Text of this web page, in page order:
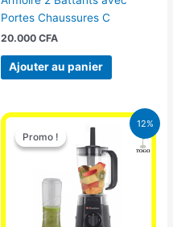
Portes Chaussures C
20.000 CFA
Ajouter au panier
12%
Promo !
Promo !
Le
prix
initial
était :
25.000 CFA.
Le
prix
actuel
est :